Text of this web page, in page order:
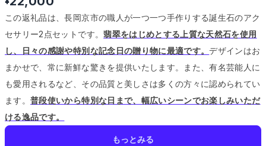
この返礼品は、長岡京市の職人が一つ一つ手作りする誕生石のアク
セサリー2点セットです。翡翠をはじめとする上質な天然石を使用
し、日々の感謝や特別な記念日の贈り物に最適です。デザインはお
まかせで、常に新鮮な驚きを提供いたします。
また、有名芸能人に
も愛用されるなど、その品質と美しさは多くの方々に認められてい
ます。普段使いから特別な日まで、幅広いシーンでお楽しみいただ
ける逸品です。
もっとみる